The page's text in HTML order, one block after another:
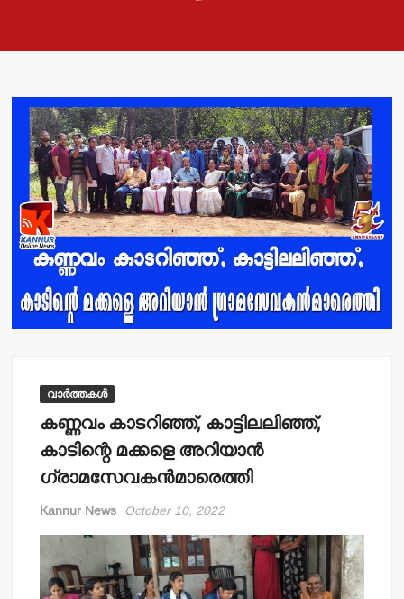
വാർത്തകൾ
കണ്ണവം കാടറിഞ്ഞ്, കാട്ടിലലിഞ്ഞ്,
കാടിന്റെ മക്കളെ അറിയാന്‍
ഗ്രാമസേവകന്‍മാരെത്തി
Kannur News October 10, 2022